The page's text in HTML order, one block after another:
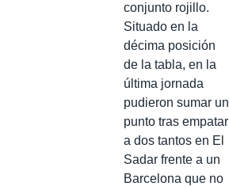
conjunto rojillo.
Situado en la
décima posición
de la tabla, en la
última jornada
pudieron sumar un
punto tras empatar
a dos tantos en El
Sadar frente a un
Barcelona que no